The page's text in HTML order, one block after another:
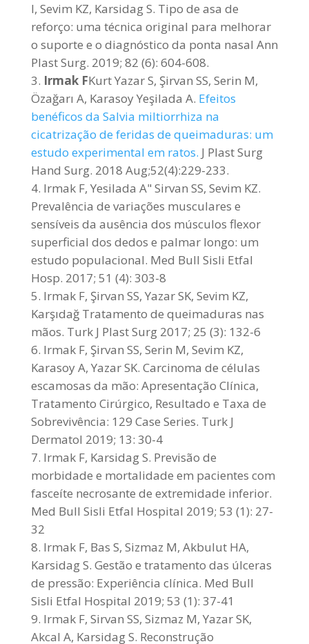
I, Sevim KZ, Karsidag S. Tipo de asa de
reforço: uma técnica original para melhorar
o suporte e o diagnóstico da ponta nasal Ann
Plast Surg. 2019; 82 (6): 604-608.
Irmak FKurt Yazar S, Şirvan SS, Serin M,
Özağarı A, Karasoy Yeşilada A. Efeitos
benéficos da Salvia miltiorrhiza na
cicatrização de feridas de queimaduras: um
estudo experimental em ratos. J Plast Surg
Hand Surg. 2018 Aug;52(4):229-233.
Irmak F, Yesilada A" Sirvan SS, Sevim KZ.
Prevalência de variações musculares e
sensíveis da ausência dos músculos flexor
superficial dos dedos e palmar longo: um
estudo populacional. Med Bull Sisli Etfal
Hosp. 2017; 51 (4): 303-8
Irmak F, Şirvan SS, Yazar SK, Sevim KZ,
Karşıdağ Tratamento de queimaduras nas
mãos. Turk J Plast Surg 2017; 25 (3): 132-6
Irmak F, Şirvan SS, Serin M, Sevim KZ,
Karasoy A, Yazar SK. Carcinoma de células
escamosas da mão: Apresentação Clínica,
Tratamento Cirúrgico, Resultado e Taxa de
Sobrevivência: 129 Case Series. Turk J
Dermatol 2019; 13: 30-4
Irmak F, Karsidag S. Previsão de
morbidade e mortalidade em pacientes com
fasceíte necrosante de extremidade inferior.
Med Bull Sisli Etfal Hospital 2019; 53 (1): 27-
32
Irmak F, Bas S, Sizmaz M, Akbulut HA,
Karsidag S. Gestão e tratamento das úlceras
de pressão: Experiência clínica. Med Bull
Sisli Etfal Hospital 2019; 53 (1): 37-41
Irmak F, Sirvan SS, Sizmaz M, Yazar SK,
Akcal A, Karsidag S. Reconstrução